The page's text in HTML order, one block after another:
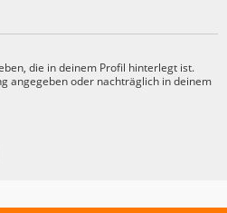
die in deinem Profil hinterlegt ist.
angegeben oder nachträglich in deinem